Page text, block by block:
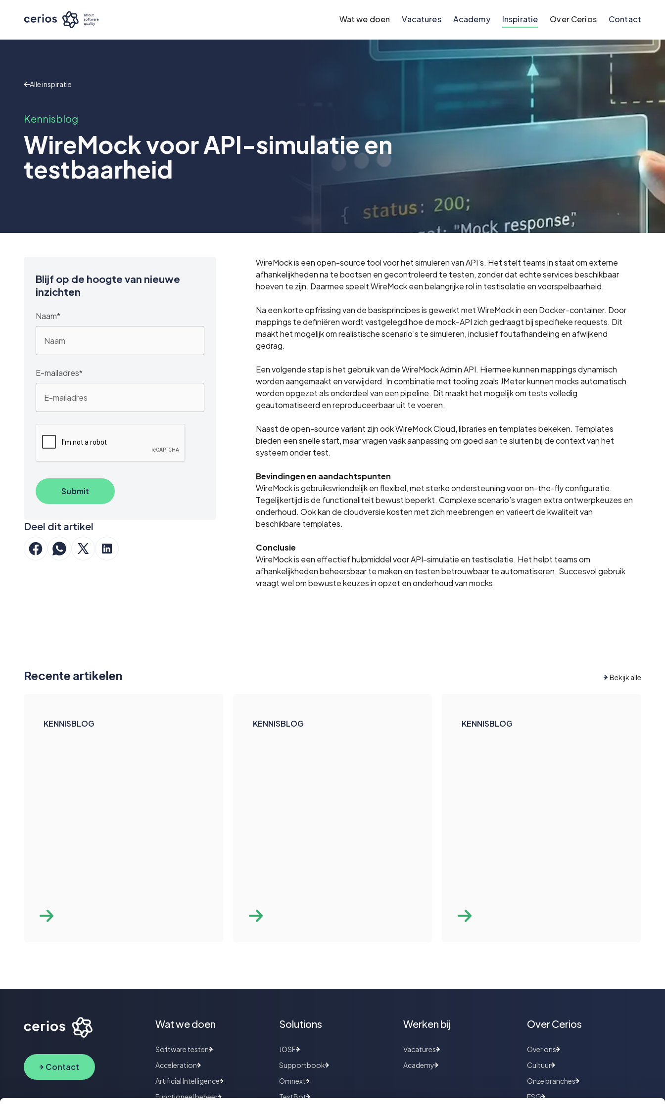
Wat we doen Vacatures Academy Inspiratie Over Cerios Contact
Alle inspiratie
Kennisblog
WireMock voor API-simulatie en
testbaarheid
Blijf op de hoogte van nieuwe
inzichten
Naam*
E-mailadres*
Deel dit artikel
WireMock is een open-source tool voor het simuleren van API’s. Het stelt teams in staat om externe
afhankelijkheden na te bootsen en gecontroleerd te testen, zonder dat echte services beschikbaar
hoeven te zijn. Daarmee speelt WireMock een belangrijke rol in testisolatie en voorspelbaarheid.
Na een korte opfrissing van de basisprincipes is gewerkt met WireMock in een Docker-container. Door
mappings te definiëren wordt vastgelegd hoe de mock-API zich gedraagt bij specifieke requests. Dit
maakt het mogelijk om realistische scenario’s te simuleren, inclusief foutafhandeling en afwijkend
gedrag.
Een volgende stap is het gebruik van de WireMock Admin API. Hiermee kunnen mappings dynamisch
worden aangemaakt en verwijderd. In combinatie met tooling zoals JMeter kunnen mocks automatisch
worden opgezet als onderdeel van een pipeline. Dit maakt het mogelijk om tests volledig
geautomatiseerd en reproduceerbaar uit te voeren.
Naast de open-source variant zijn ook WireMock Cloud, libraries en templates bekeken. Templates
bieden een snelle start, maar vragen vaak aanpassing om goed aan te sluiten bij de context van het
systeem onder test.
Bevindingen en aandachtspunten
WireMock is gebruiksvriendelijk en flexibel, met sterke ondersteuning voor on-the-fly configuratie.
Tegelijkertijd is de functionaliteit bewust beperkt. Complexe scenario’s vragen extra ontwerpkeuzes en
onderhoud. Ook kan de cloudversie kosten met zich meebrengen en varieert de kwaliteit van
beschikbare templates.
Conclusie
WireMock is een effectief hulpmiddel voor API-simulatie en testisolatie. Het helpt teams om
afhankelijkheden beheersbaar te maken en testen betrouwbaar te automatiseren. Succesvol gebruik
vraagt wel om bewuste keuzes in opzet en onderhoud van mocks.
Recente artikelen Bekijk alle
KENNISBLOG KENNISBLOG KENNISBLOG
Contact
Wat we doen
Software testen
Acceleration
Artificial Intelligence
Functioneel beheer
Solutions
JOSF
Supportbook
Omnext
TestBot
Werken bij
Vacatures
Academy
Inspiratie
Over Cerios
Over ons
Cultuur
Onze branches
ESG